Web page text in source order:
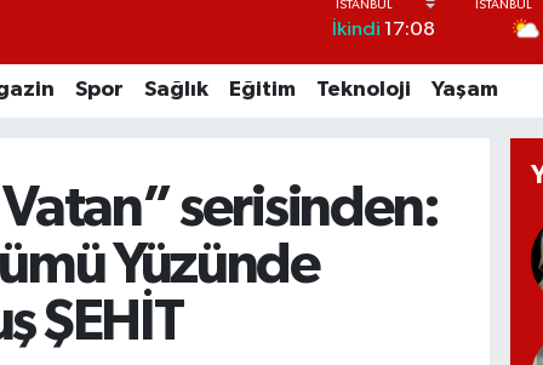
İkindi 17:08
Spor Sağlık Eğitim Teknoloji Yaşam
serisinden:
Yüzünde
ŞEHİT